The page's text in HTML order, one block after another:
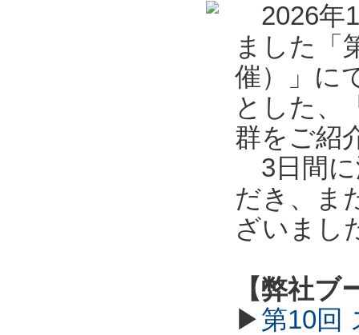
2026年1
ました「
催）」に
とした、
群をご紹
3日間に
だき、ま
ざいまし
【弊社
▶第10回